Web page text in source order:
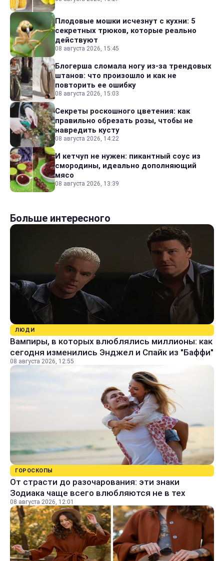
Плодовые мошки исчезнут с кухни: 5
секретных трюков, которые реально
действуют
08 августа 2026, 15:45
Блогерша сломала ногу из-за трендовых
штанов: что произошло и как не
повторить ее ошибку
08 августа 2026, 15:03
Секреты роскошного цветения: как
правильно обрезать розы, чтобы не
навредить кусту
08 августа 2026, 14:22
И кетчуп не нужен: пикантный соус из
смородины, идеально дополняющий
мясо
08 августа 2026, 13:39
Больше интересного
ЛЮДИ
Вампиры, в которых влюблялись миллионы: как
сегодня изменились Энджел и Спайк из "Баффи"
08 августа 2026, 12:55
ГОРОСКОПЫ
От страсти до разочарования: эти знаки
Зодиака чаще всего влюбляются не в тех
08 августа 2026, 12:01